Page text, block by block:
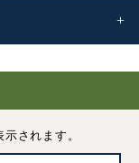
正内容をわかり
かりやすく解
されます。